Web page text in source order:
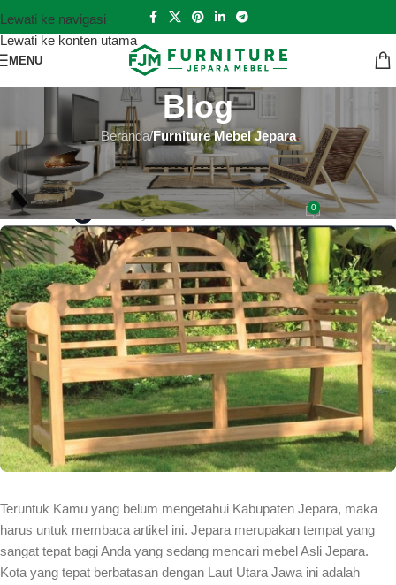
Lewati ke navigasi
Lewati ke konten utama
MENU
Blog
Beranda/Furniture Mebel Jepara
FURNITURE MEBEL JEPARA
Jual Meja Televisi Jati Online
Hutankayu FurnitureAktif 2019-04-19 0
Teruntuk Kamu yang belum mengetahui Kabupaten Jepara, maka
harus untuk membaca artikel ini. Jepara merupakan tempat yang
sangat tepat bagi Anda yang sedang mencari mebel Asli Jepara.
Kota yang tepat berbatasan dengan Laut Utara Jawa ini adalah